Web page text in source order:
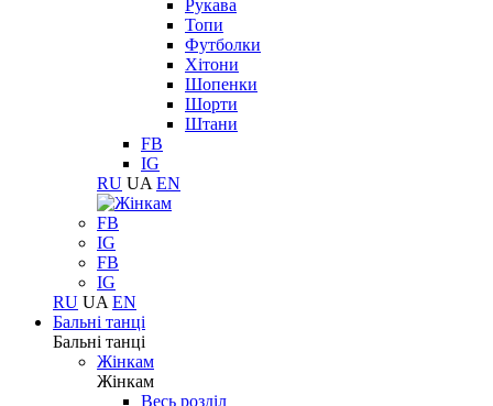
Рукава
Топи
Футболки
Хітони
Шопенки
Шорти
Штани
FB
IG
RU UA EN
FB
IG
FB
IG
RU UA EN
Бальні танці
Бальні танці
Жінкам
Жінкам
Весь розділ